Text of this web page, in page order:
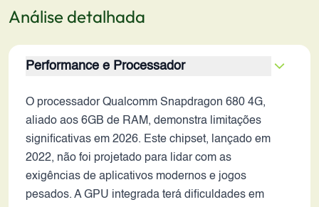
Análise detalhada
Performance e Processador
O processador Qualcomm Snapdragon 680 4G,
aliado aos 6GB de RAM, demonstra limitações
significativas em 2026. Este chipset, lançado em
2022, não foi projetado para lidar com as
exigências de aplicativos modernos e jogos
pesados. A GPU integrada terá dificuldades em